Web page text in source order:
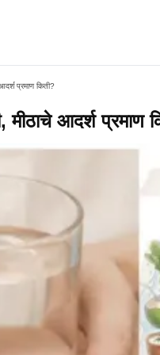
प्रमाण किती?
आदर्श प्रमाण